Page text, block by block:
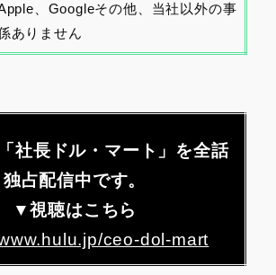
、Googleその他、当社以外の事
ありません
社長ドル・マート 」を全話
独占配信中です。
▼視聴はこちら
ceo-dol-mart